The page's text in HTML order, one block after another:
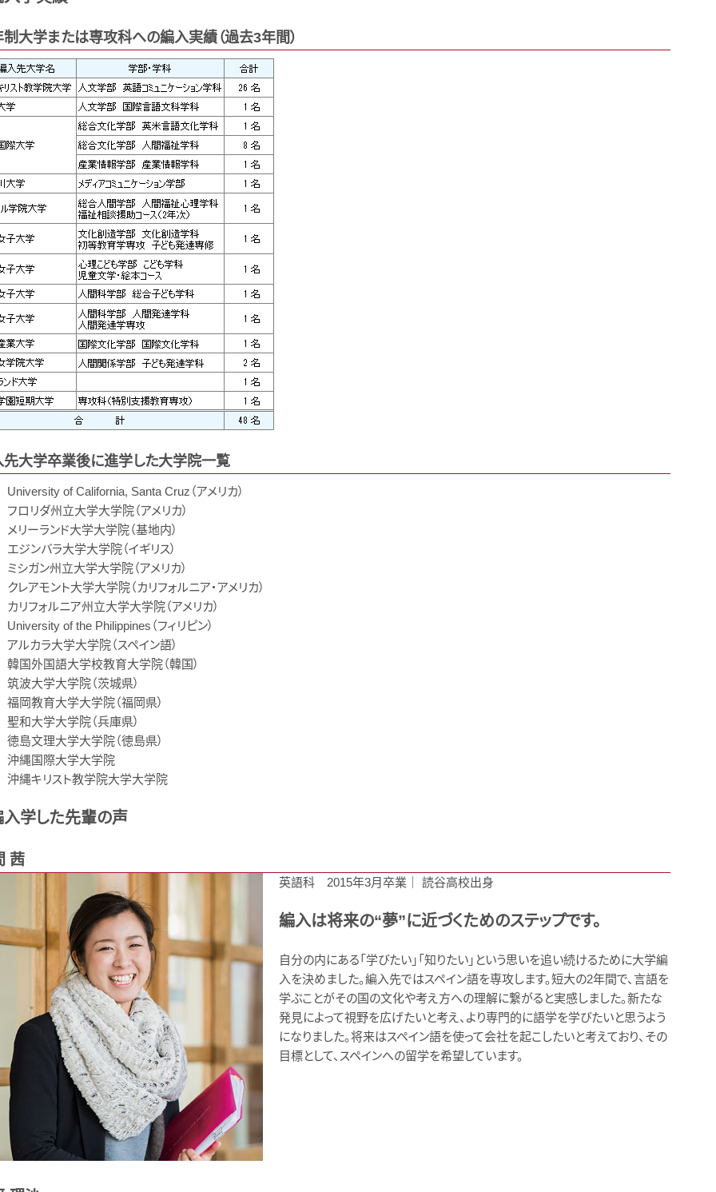
大学または専攻科への編入実績（過去3年間）
先大学卒業後に進学した大学院一覧
University of California, Santa Cruz（アメリカ）
フロリダ州立大学大学院（アメリカ）
メリーランド大学大学院（基地内）
エジンバラ大学大学院（イギリス）
ミシガン州立大学大学院（アメリカ）
クレアモント大学大学院（カリフォルニア・アメリカ）
カリフォルニア州立大学大学院（アメリカ）
University of the Philippines（フィリピン）
アルカラ大学大学院（スペイン語）
韓国外国語大学校教育大学院（韓国）
筑波大学大学院（茨城県）
福岡教育大学大学院（福岡県）
聖和大学大学院（兵庫県）
徳島文理大学大学院（徳島県）
沖縄国際大学大学院
沖縄キリスト教学院大学大学院
入学した先輩の声
茜
英語科 2015年3月卒業｜ 読谷高校出身
編入は将来の“夢”に近づくためのステップです。
自分の内にある「学びたい」「知りたい」という思いを追い続けるために大学編
入を決めました。編入先ではスペイン語を専攻します。短大の2年間で、言語を
学ぶことがその国の文化や考え方への理解に繋がると実感しました。新たな
発見によって視野を広げたいと考え、より専門的に語学を学びたいと思うよう
になりました。将来はスペイン語を使って会社を起こしたいと考えており、その
目標として、スペインへの留学を希望しています。